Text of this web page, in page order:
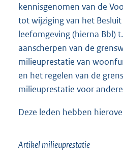
kennisgenomen van de
tot wijziging van het
leefomgeving (hierna Bbl)
aanscherpen van de
milieuprestatie van
en het regelen van de
milieuprestatie voor
Deze leden hebben
Artikel milieuprestatie